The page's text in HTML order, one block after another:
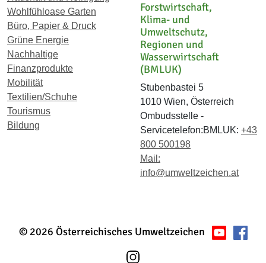
Wohlfühloase Garten
Büro, Papier & Druck
Grüne Energie
Nachhaltige
Finanzprodukte
Mobilität
Textilien/Schuhe
Tourismus
Bildung
Forstwirtschaft,
Klima- und
Umweltschutz,
Regionen und
Wasserwirtschaft
(BMLUK)
Stubenbastei 5
1010 Wien, Österreich
Ombudsstelle -
Servicetelefon:BMLUK: +43
800 500198
Mail:
info@umweltzeichen.at
© 2026 Österreichisches Umweltzeichen